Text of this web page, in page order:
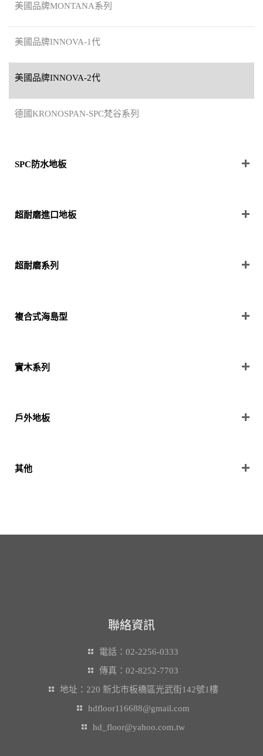
美國品牌MONTANA系列
美國品牌INNOVA-1代
美國品牌INNOVA-2代
德國KRONOSPAN-SPC梵谷系列
SPC防水地板
超耐磨進口地板
超耐磨系列
複合式海島型
實木系列
戶外地板
其他
聯絡資訊
電話：02-2256-0333
傳真：02-8252-7703
地址：220 新北市板橋區光武街142號1樓
hdfloor116688@gmail.com
hd_floor@yahoo.com.tw